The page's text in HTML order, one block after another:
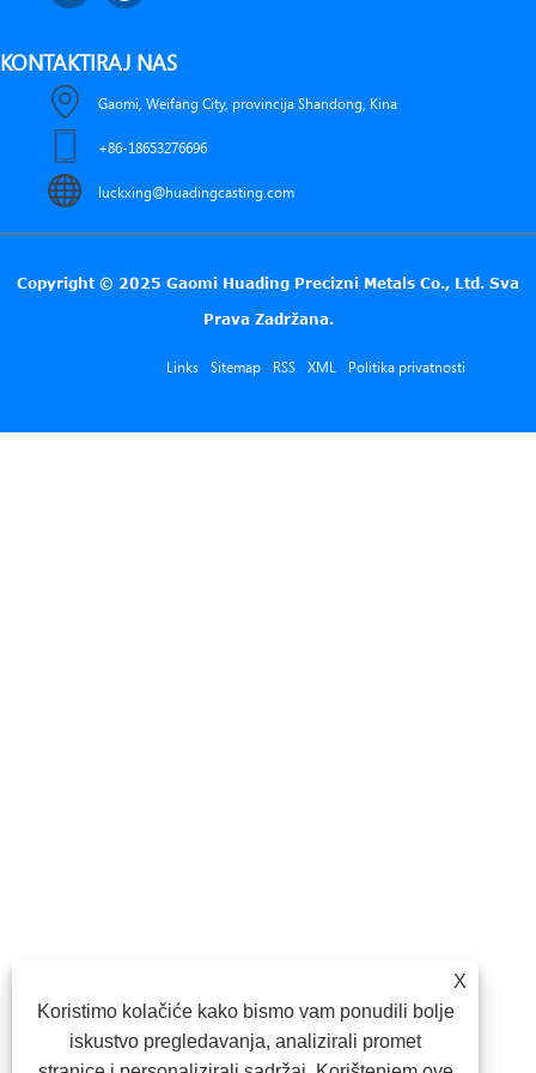
KONTAKTIRAJ NAS
Gaomi, Weifang City, provincija Shandong, Kina
+86-18653276696
luckxing@huadingcasting.com
Copyright © 2025 Gaomi Huading Precizni Metals Co., Ltd. Sva
Prava Zadržana.
Links Sitemap RSS XML Politika privatnosti
X
Koristimo kolačiće kako bismo vam ponudili bolje
iskustvo pregledavanja, analizirali promet